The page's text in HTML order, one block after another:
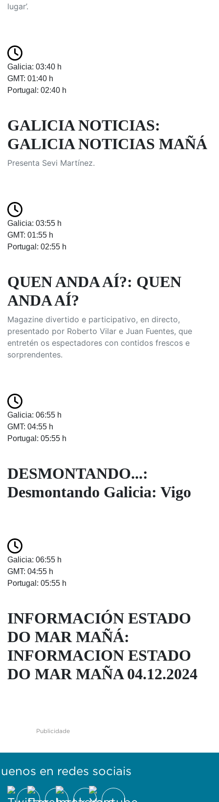
lugar’.
Galicia: 03:40 h
GMT: 01:40 h
Portugal: 02:40 h
GALICIA NOTICIAS:
GALICIA NOTICIAS MAÑÁ
Presenta Sevi Martínez.
Galicia: 03:55 h
GMT: 01:55 h
Portugal: 02:55 h
QUEN ANDA AÍ?: QUEN
ANDA AÍ?
Magazine divertido e participativo, en directo,
presentado por Roberto Vilar e Juan Fuentes, que
entretén os espectadores con contidos frescos e
sorprendentes.
Galicia: 06:55 h
GMT: 04:55 h
Portugal: 05:55 h
DESMONTANDO...:
Desmontando Galicia: Vigo
Galicia: 06:55 h
GMT: 04:55 h
Portugal: 05:55 h
INFORMACIÓN ESTADO
DO MAR MAÑÁ:
INFORMACION ESTADO
DO MAR MAÑA 04.12.2024
Publicidade
en redes sociais